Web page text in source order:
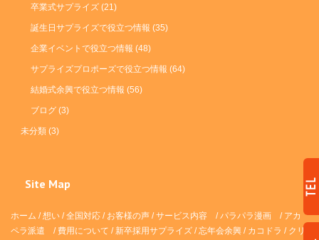
卒業式サプライズ (21)
誕生日サプライズで役立つ情報 (35)
企業イベントで役立つ情報 (48)
サプライズプロポーズで役立つ情報 (64)
結婚式余興で役立つ情報 (56)
ブログ (3)
未分類 (3)
Site Map
ホーム /想い /全国対応 / お客様の声 /サービス内容 / パラパラ漫画 / アカ
ペラ派遣 / 費用について / 新卒採用サプライズ /忘年会余興 / カコドラ / クリ